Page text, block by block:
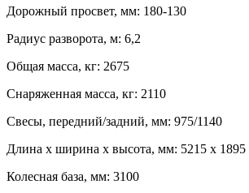
Дорожный просвет, мм: 180-130
Радиус разворота, м: 6,2
Общая масса, кг: 2675
Снаряженная масса, кг: 2110
Свесы, передний/задний, мм: 975/1140
Длина х ширина х высота, мм: 5215 x
Колесная база, мм: 3100